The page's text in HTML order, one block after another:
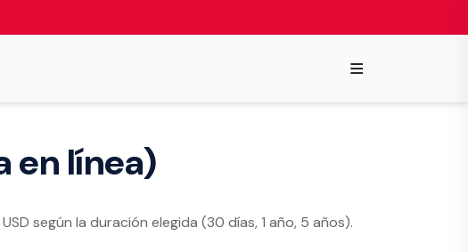
≡
en línea)
según la duración elegida (30 días, 1 año, 5 años).